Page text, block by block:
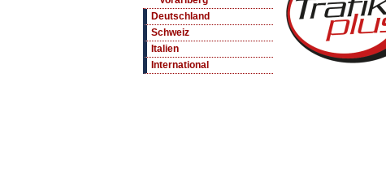
Deutschland
Schweiz
Italien
International